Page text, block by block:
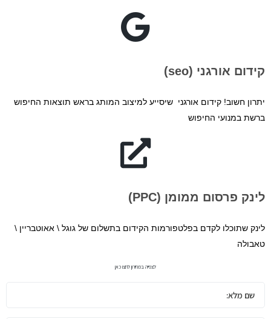
קידום אורגני (seo)
יתרון חשוב! קידום אורגני שיסייע למיצוב המותג בראש תוצאות החיפוש
ברשת במנועי החיפוש
לינק פרסום ממומן (PPC)
לינק שתוכלו לקדם בפלטפורמות הקידום בתשלום של גוגל \ אאוטבריין \
טאבולה
לצפייה במחירון לחצו כאן